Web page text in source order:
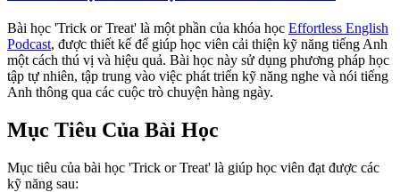
Bài học 'Trick or Treat' là một phần của khóa học Effortless English
Podcast, được thiết kế để giúp học viên cải thiện kỹ năng tiếng Anh
một cách thú vị và hiệu quả. Bài học này sử dụng phương pháp học
tập tự nhiên, tập trung vào việc phát triển kỹ năng nghe và nói tiếng
Anh thông qua các cuộc trò chuyện hàng ngày.
Mục Tiêu Của Bài Học
Mục tiêu của bài học 'Trick or Treat' là giúp học viên đạt được các
kỹ năng sau: